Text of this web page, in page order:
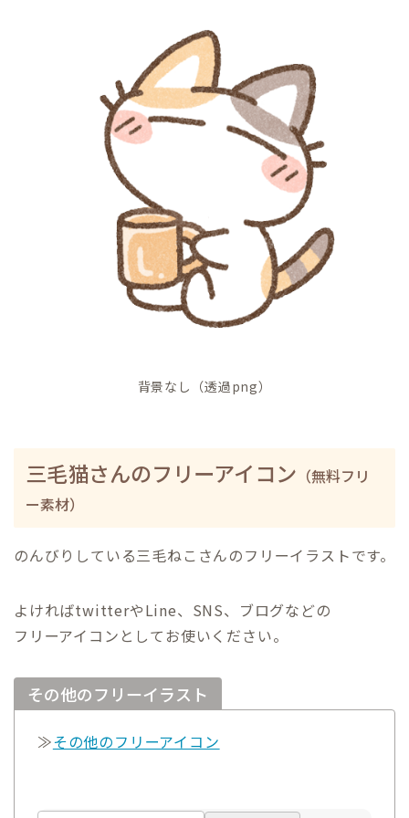
背景なし（透過png）
三毛猫さんのフリーアイコン （無料フリ
ー素材）
のんびりしている三毛ねこさんのフリーイラストです。
よければtwitterやLine、SNS、ブログなどの
フリーアイコンとしてお使いください。
その他のフリーイラスト
≫その他のフリーアイコン